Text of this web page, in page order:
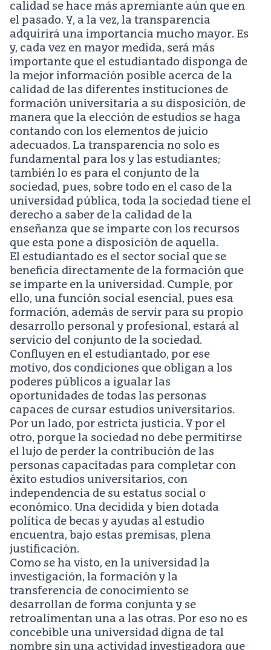
calidad se hace más apremiante aún que en
el pasado. Y, a la vez, la transparencia
adquirirá una importancia mucho mayor. Es
y, cada vez en mayor medida, será más
importante que el estudiantado disponga de
la mejor información posible acerca de la
calidad de las diferentes instituciones de
formación universitaria a su disposición, de
manera que la elección de estudios se haga
contando con los elementos de juicio
adecuados. La transparencia no solo es
fundamental para los y las estudiantes;
también lo es para el conjunto de la
sociedad, pues, sobre todo en el caso de la
universidad pública, toda la sociedad tiene el
derecho a saber de la calidad de la
enseñanza que se imparte con los recursos
que esta pone a disposición de aquella.
El estudiantado es el sector social que se
beneficia directamente de la formación que
se imparte en la universidad. Cumple, por
ello, una función social esencial, pues esa
formación, además de servir para su propio
desarrollo personal y profesional, estará al
servicio del conjunto de la sociedad.
Confluyen en el estudiantado, por ese
motivo, dos condiciones que obligan a los
poderes públicos a igualar las
oportunidades de todas las personas
capaces de cursar estudios universitarios.
Por un lado, por estricta justicia. Y por el
otro, porque la sociedad no debe permitirse
el lujo de perder la contribución de las
personas capacitadas para completar con
éxito estudios universitarios, con
independencia de su estatus social o
económico. Una decidida y bien dotada
política de becas y ayudas al estudio
encuentra, bajo estas premisas, plena
justificación.
Como se ha visto, en la universidad la
investigación, la formación y la
transferencia de conocimiento se
desarrollan de forma conjunta y se
retroalimentan una a las otras. Por eso no es
concebible una universidad digna de tal
nombre sin una actividad investigadora que